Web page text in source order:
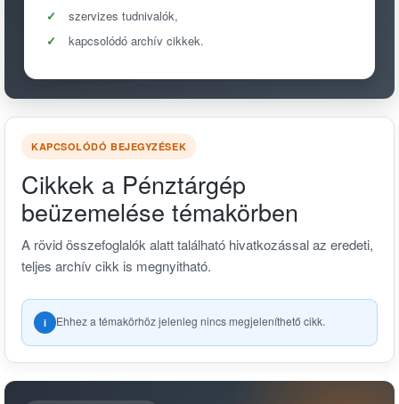
szervizes tudnivalók,
kapcsolódó archív cikkek.
KAPCSOLÓDÓ BEJEGYZÉSEK
Cikkek a Pénztárgép
beüzemelése témakörben
A rövid összefoglalók alatt található hivatkozással az eredeti,
teljes archív cikk is megnyitható.
i Ehhez a témakörhöz jelenleg nincs megjeleníthető cikk.